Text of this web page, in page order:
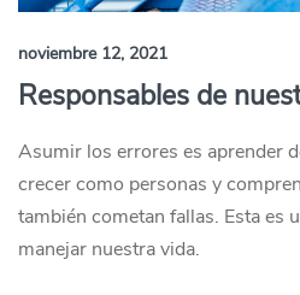
noviembre 12, 2021
Responsables de
Asumir los errores es aprender
crecer como personas y
también cometan fallas. Esta es
manejar nuestra vida.